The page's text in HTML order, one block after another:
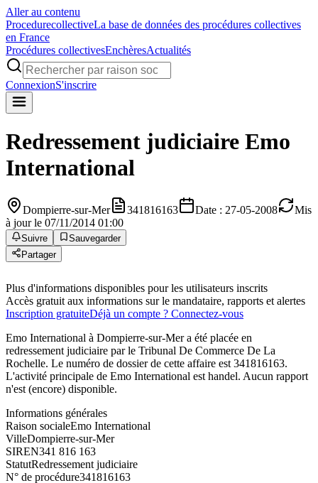
Aller au contenu
ProcedurecollectiveLa base de données des procédures collectives
en France
Procédures collectivesEnchèresActualités
ConnexionS'inscrire
Redressement judiciaire Emo
International
Dompierre-sur-Mer 341816163 Date : 27-05-2008
Mis
à jour le 07/11/2014 01:00
Suivre
Sauvegarder
Partager
Plus d'informations disponibles pour les utilisateurs inscrits
Accès gratuit aux informations sur le mandataire, rapports et alertes
Inscription gratuiteDéjà un compte ? Connectez-vous
Emo International à Dompierre-sur-Mer a été placée en
redressement judiciaire par le Tribunal De Commerce De La
Rochelle. Le numéro de dossier de cette affaire est 341816163.
L'activité principale de Emo International est handel. Aucun rapport
n'est (encore) disponible.
Informations générales
Raison socialeEmo International
VilleDompierre-sur-Mer
SIREN341 816 163
StatutRedressement judiciaire
N° de procédure341816163